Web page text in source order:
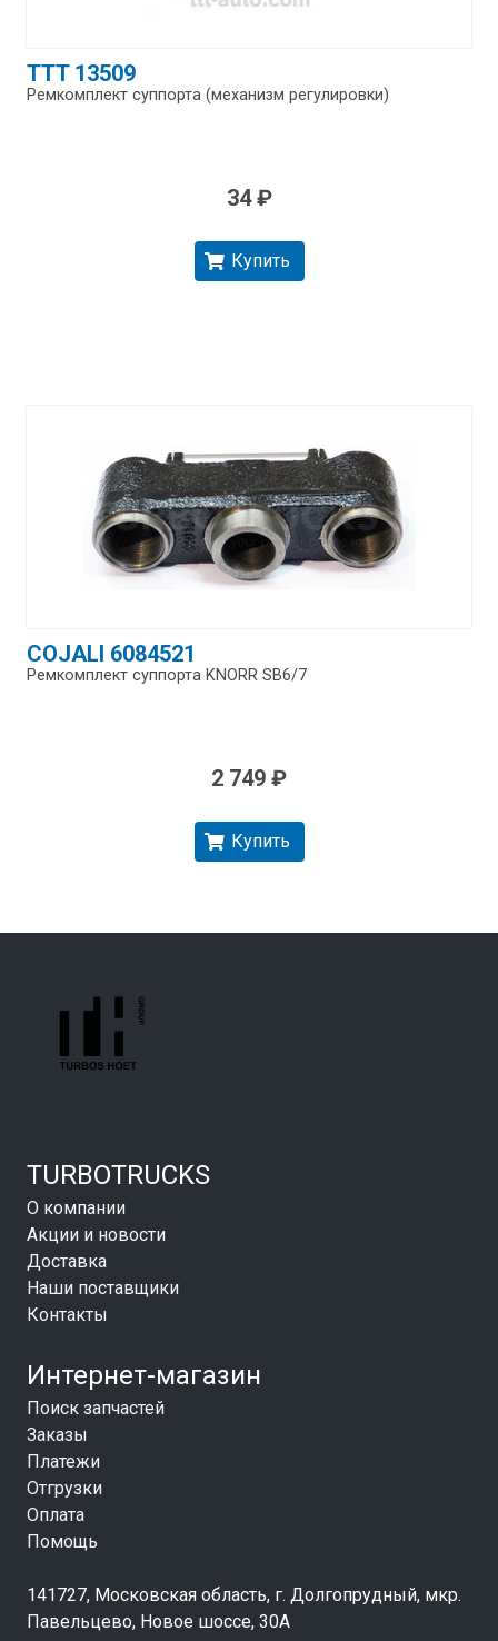
TTT 13509
Ремкомплект суппорта (механизм регулировки)
34 ₽
Купить
COJALI 6084521
Ремкомплект суппорта KNORR SB6/​7
2 749 ₽
Купить
TURBOTRUCKS
О компании
Акции и новости
Доставка
Наши поставщики
Контакты
Интернет-магазин
Поиск запчастей
Заказы
Платежи
Отгрузки
Оплата
Помощь
141727, Московская область, г. Долгопрудный, мкр.
Павельцево, Новое шоссе, 30А